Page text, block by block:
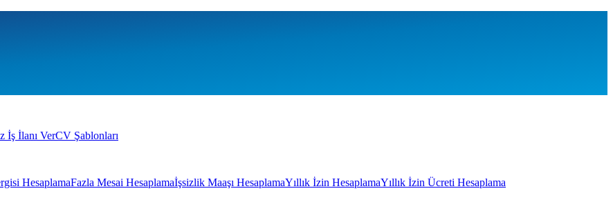
İş İlanı VerCV Şablonları
HesaplamaFazla Mesai Hesaplamaİşsizlik Maaşı HesaplamaYıllık İzin HesaplamaYıllık İzin Ücreti Hesaplama